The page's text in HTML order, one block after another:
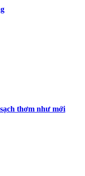
thơm như mới